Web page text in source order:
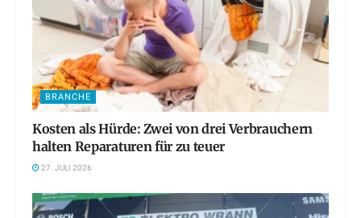
BRANCHE
Kosten als Hürde: Zwei von drei Verbrauchern
halten Reparaturen für zu teuer
27. JULI 2026